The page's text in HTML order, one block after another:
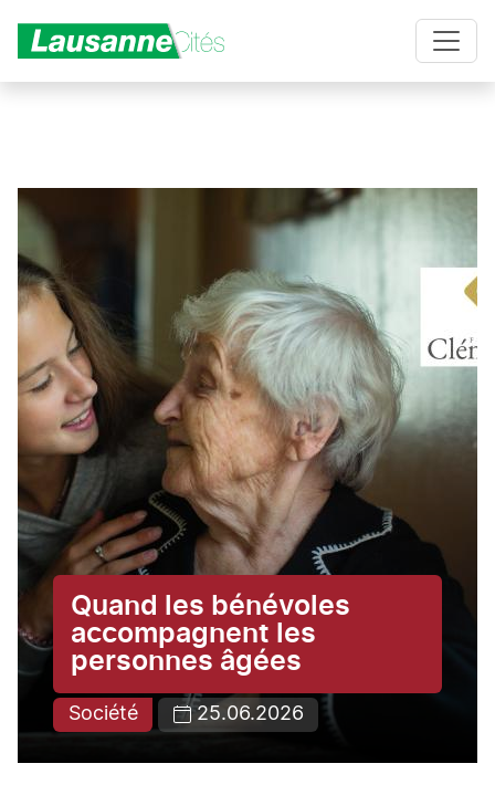
Quand les bénévoles
accompagnent les
personnes âgées
Société 25.06.2026